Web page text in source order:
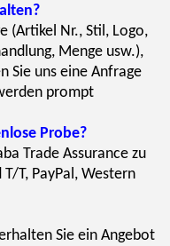
(Artikel Nr., Stil, Logo,
Menge usw.),
Sie uns eine Anfrage
prompt
Probe?
Trade Assurance zu
T, PayPal, Western
Sie ein Angebot